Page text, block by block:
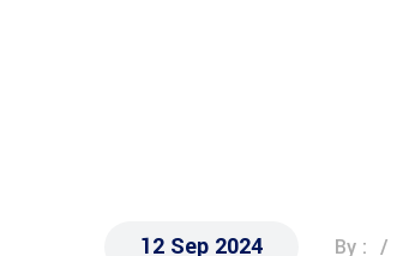
12 Sep 2024 By :